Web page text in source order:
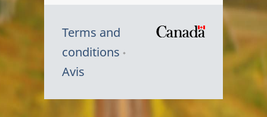
Terms and
conditions
Avis
Symbole